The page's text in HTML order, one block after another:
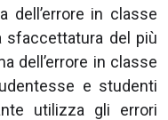
dell’errore in classe
sfaccettatura del più
dell’errore in classe
e studenti
utilizza gli errori